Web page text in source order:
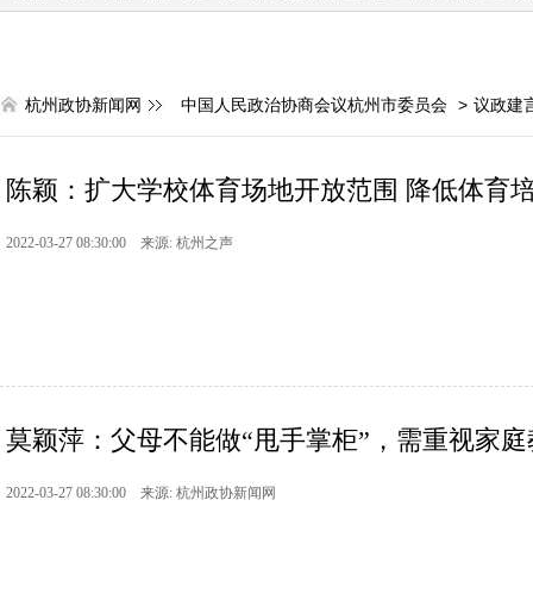
杭州政协新闻网 中国人民政治协商会议杭州市委员会 > 议政建
陈颖：扩大学校体育场地开放范围 降低体育
2022-03-27 08:30:00 来源: 杭州之声
莫颖萍：父母不能做“甩手掌柜”，需重视家
2022-03-27 08:30:00 来源: 杭州政协新闻网